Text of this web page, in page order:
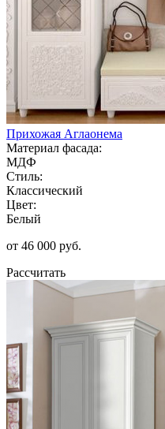
Прихожая Аглаонема
Материал фасада:
МДФ
Стиль:
Классический
Цвет:
Белый
от 46 000 руб.
Рассчитать